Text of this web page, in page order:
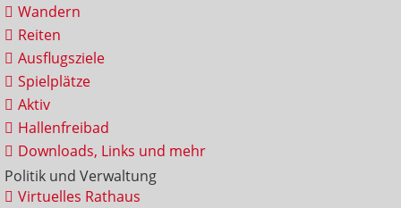
Wandern
Reiten
Ausflugsziele
Spielplätze
Aktiv
Hallenfreibad
Downloads, Links und mehr
Politik und Verwaltung
Virtuelles Rathaus